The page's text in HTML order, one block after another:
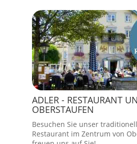
ADLER - RESTAURANT
OBERSTAUFEN
Besuchen Sie unser
Restaurant im Zentrum von